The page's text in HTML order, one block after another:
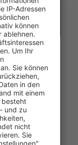
Freitag, 16.
Ursache in
21-Jähriger
61/ 8 82-28